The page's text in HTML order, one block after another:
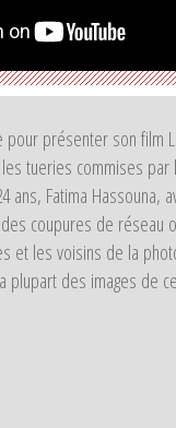
présenter son film
tueries commises
Fatima Hassouna,
coupures de réseau
les voisins de la
des images de